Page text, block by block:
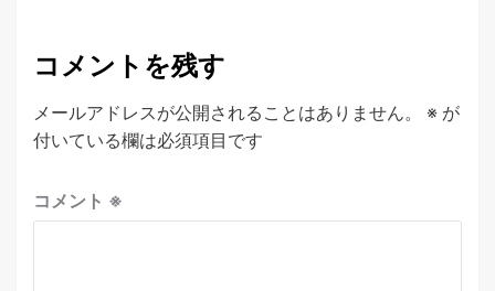
コメントを残す
メールアドレスが公開されることはありません。 ※ が
付いている欄は必須項目です
コメント ※